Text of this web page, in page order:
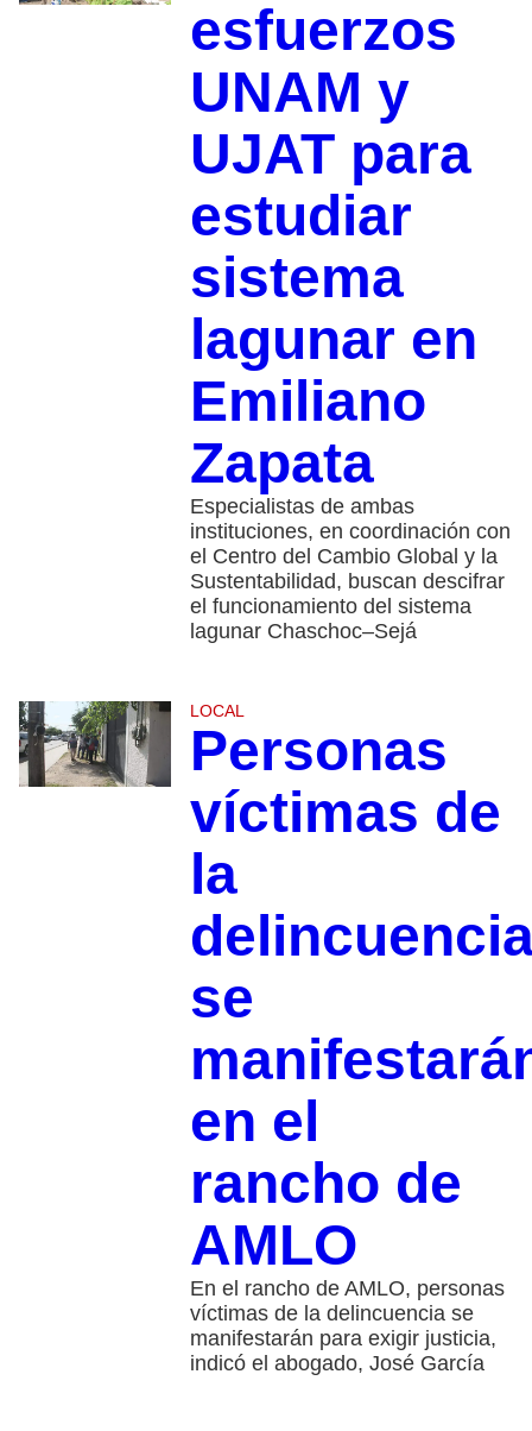
esfuerzos
UNAM y
UJAT para
estudiar
sistema
lagunar en
Emiliano
Zapata
Especialistas de ambas
instituciones, en coordinación con
el Centro del Cambio Global y la
Sustentabilidad, buscan descifrar
el funcionamiento del sistema
lagunar Chaschoc–Sejá
LOCAL
Personas
víctimas de
la
se
en el
rancho de
AMLO
En el rancho de AMLO, personas
víctimas de la delincuencia se
manifestarán para exigir justicia,
indicó el abogado, José García